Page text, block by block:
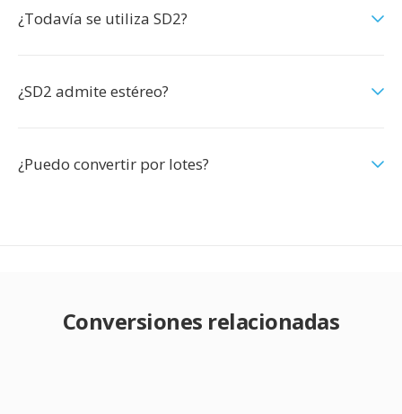
¿Todavía se utiliza SD2?
¿SD2 admite estéreo?
¿Puedo convertir por lotes?
Conversiones relacionadas